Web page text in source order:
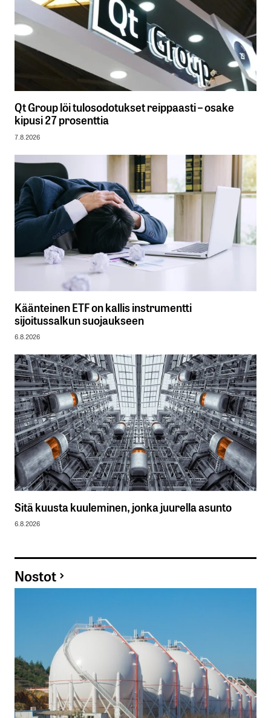
Qt Group löi tulosodotukset reippaasti – osake
kipusi 27 prosenttia
7.8.2026
Käänteinen ETF on kallis instrumentti
sijoitussalkun suojaukseen
6.8.2026
Sitä kuusta kuuleminen, jonka juurella asunto
6.8.2026
Nostot